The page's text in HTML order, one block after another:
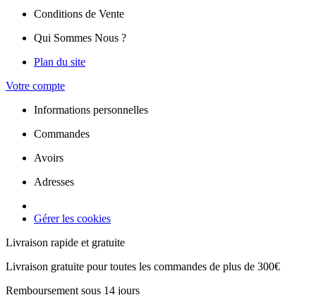
Conditions de Vente
Qui Sommes Nous ?
Plan du site
Votre compte
Informations personnelles
Commandes
Avoirs
Adresses
Gérer les cookies
Livraison rapide et gratuite
Livraison gratuite pour toutes les commandes de plus de 300€
Remboursement sous 14 jours